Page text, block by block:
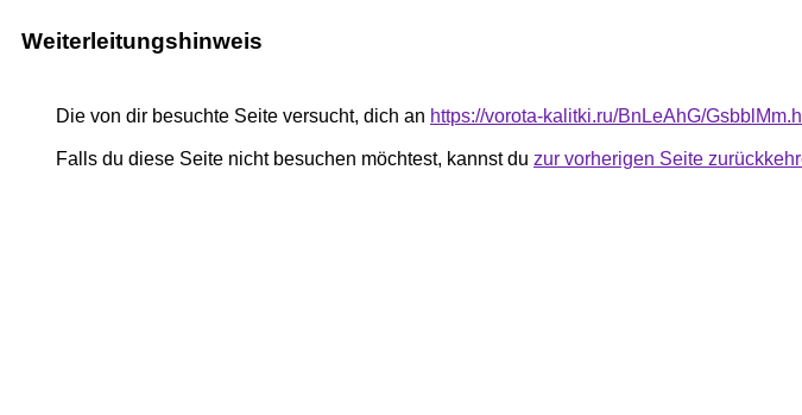
Weiterleitungshinweis
Die von dir besuchte Seite versucht, dich an https://vorota-kalitki.ru/BnLeAhG/
Falls du diese Seite nicht besuchen möchtest, kannst du zur vorherigen Seite